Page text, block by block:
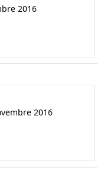
2016
2016